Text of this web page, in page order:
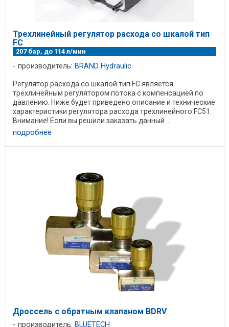
Трехлинейный регулятор расхода со шкалой тип
FC
207 бар, до 114 л/мин
производитель: BRAND Hydraulic
Регулятор расхода со шкалой тип FC является
трехлинейным регулятором потока с компенсацией по
давлению. Ниже будет приведено описание и технические
характеристики регулятора расхода трехлинейного FC51.
Внимание! Если вы решили заказать данный ...
подробнее
Дроссель с обратным клапаном BDRV
производитель: BLUETECH